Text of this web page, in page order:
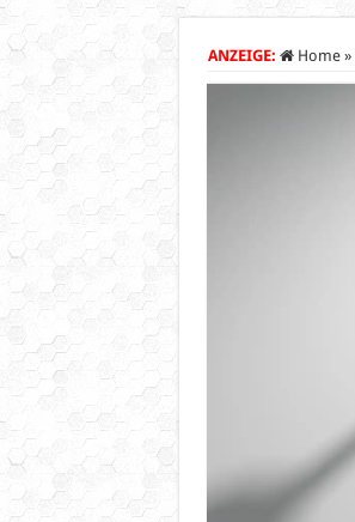
ANZEIGE: Home »